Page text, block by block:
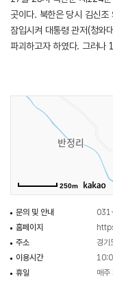
곳이다. 북한은 당시 김신
잠입시켜 대통령 관저(청와
파괴하고자 하였다. 그러나
거주하는 나무꾼이 신고하
전과가 있었으나 우리 군·
현재 무장공비침투로에는
경계부대에서 설치한 경계
만들어 전시하고 있다. 관
지역 출입 통제를 일부 완
250m
문의 및 안내
홈페이지
주소
경기
이용시간
휴일
매주